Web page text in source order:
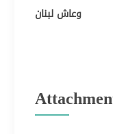
وعاش لبنان​